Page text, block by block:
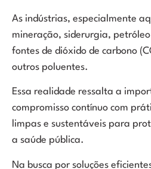
As indústrias, especialmente
mineração, siderurgia,
fontes de dióxido de carbono
outros poluentes.
Essa realidade ressalta a
compromisso contínuo com
limpas e sustentáveis para
a saúde pública.
Na busca por soluções